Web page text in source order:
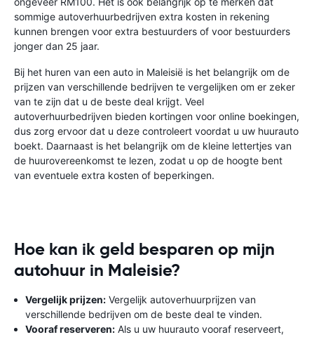
sommige autoverhuurbedrijven extra kosten in rekening
kunnen brengen voor extra bestuurders of voor bestuurders
jonger dan 25 jaar.
Bij het huren van een auto in Maleisië is het belangrijk om de
prijzen van verschillende bedrijven te vergelijken om er zeker
van te zijn dat u de beste deal krijgt. Veel
autoverhuurbedrijven bieden kortingen voor online boekingen,
dus zorg ervoor dat u deze controleert voordat u uw huurauto
boekt. Daarnaast is het belangrijk om de kleine lettertjes van
de huurovereenkomst te lezen, zodat u op de hoogte bent
van eventuele extra kosten of beperkingen.
Hoe kan ik geld besparen op mijn
autohuur in Maleisie?
Vergelijk prijzen: Vergelijk autoverhuurprijzen van
verschillende bedrijven om de beste deal te vinden.
Vooraf reserveren: Als u uw huurauto vooraf reserveert,